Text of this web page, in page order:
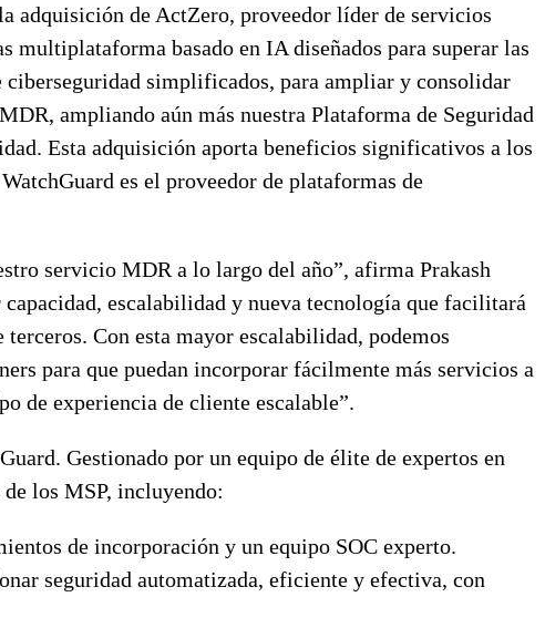
adquisición de ActZero, proveedor líder de servicios
multiplataforma basado en IA diseñados para superar las
simplificados, para ampliar y consolidar
ampliando aún más nuestra Plataforma de Seguridad
Esta adquisición aporta beneficios significativos a los
es el proveedor de plataformas de
servicio MDR a lo largo del año”, afirma Prakash
escalabilidad y nueva tecnología que facilitará
Con esta mayor escalabilidad, podemos
para que puedan incorporar fácilmente más servicios a
de experiencia de cliente escalable”.
Gestionado por un equipo de élite de expertos en
los MSP, incluyendo:
de incorporación y un equipo SOC experto.
seguridad automatizada, eficiente y efectiva, con